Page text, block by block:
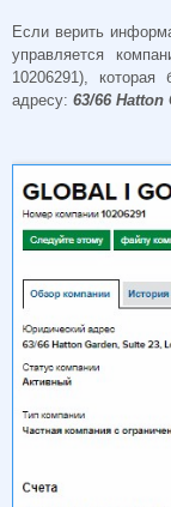
Если верить
управляется
10206291),
адресу: 63/66